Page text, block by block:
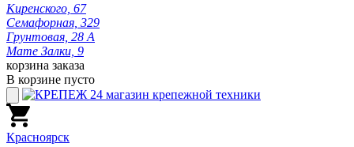
Киренского, 67
Семафорная, 329
Грунтовая, 28 А
Мате Залки, 9
корзина заказа
В корзине пусто
Красноярск